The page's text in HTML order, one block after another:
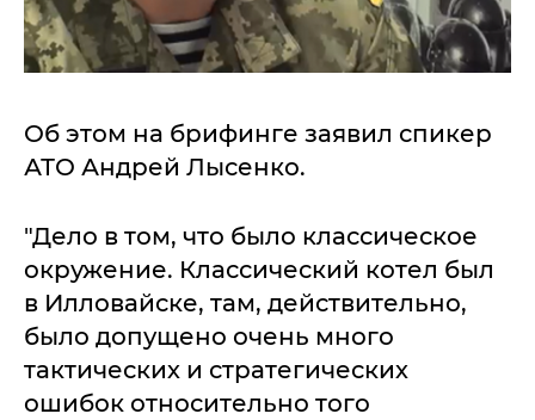
Об этом на брифинге заявил спикер
АТО Андрей Лысенко.
"Дело в том, что было классическое
окружение. Классический котел был
в Илловайске, там, действительно,
было допущено очень много
тактических и стратегических
ошибок относительно того